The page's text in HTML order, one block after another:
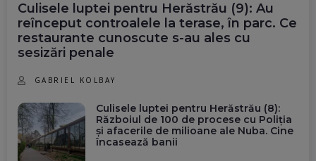
Culisele luptei pentru Herăstrău (9): Au
reînceput controalele la terase, în parc. Ce
restaurante cunoscute s-au ales cu
sesizări penale
GABRIEL KOLBAY
Culisele luptei pentru Herăstrău (8):
Războiul de 100 de procese cu Poliția
și afacerile de milioane ale Nuba. Cine
încasează banii